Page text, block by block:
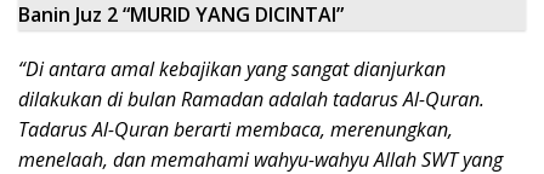
Banin Juz 2 “MURID YANG DICINTAI”
“Di antara amal kebajikan yang sangat dianjurkan
dilakukan di bulan Ramadan adalah tadarus Al-Quran.
Tadarus Al-Quran berarti membaca, merenungkan,
menelaah, dan memahami wahyu-wahyu Allah SWT yang